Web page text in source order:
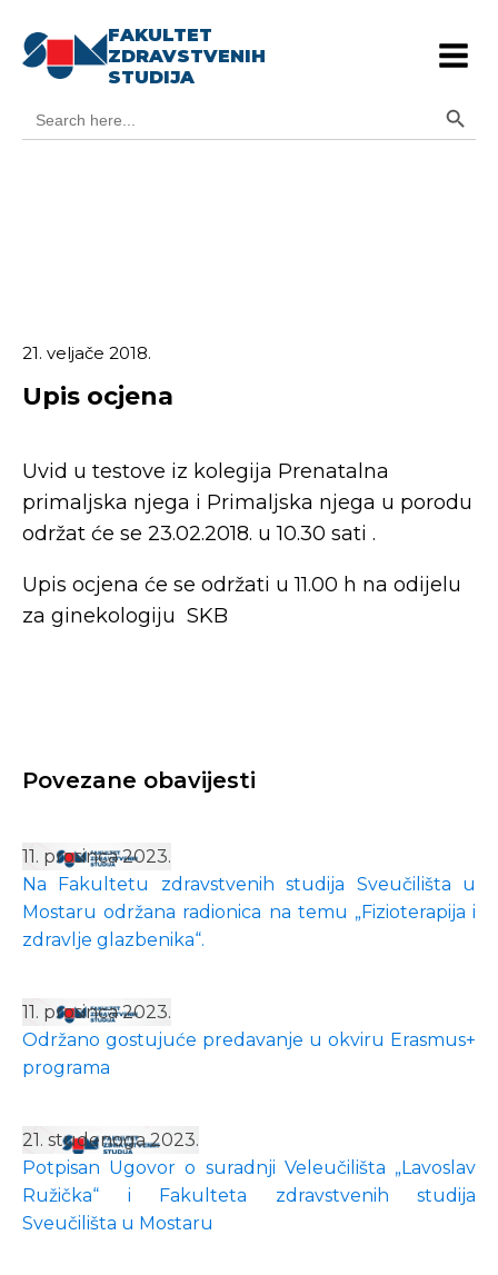
FAKULTET
ZDRAVSTVENIH
STUDIJA
for:
21. veljače 2018.
Upis ocjena
Uvid u testove iz kolegija Prenatalna
primaljska njega i Primaljska njega u porodu
održat će se 23.02.2018. u 10.30 sati .
Upis ocjena će se održati u 11.00 h na odijelu
za ginekologiju SKB
Povezane obavijesti
11. prosinca 2023.
Na Fakultetu zdravstvenih studija Sveučilišta u
Mostaru održana radionica na temu „Fizioterapija i
zdravlje glazbenika“.
11. prosinca 2023.
Održano gostujuće predavanje u okviru Erasmus+
programa
21. studenoga 2023.
Potpisan Ugovor o suradnji Veleučilišta „Lavoslav
Ružička“ i Fakulteta zdravstvenih studija
Sveučilišta u Mostaru